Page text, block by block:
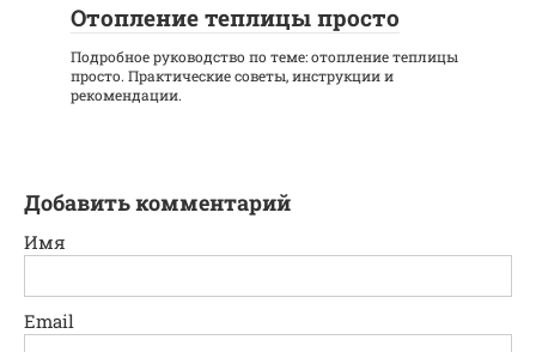
Отопление теплицы просто
Подробное руководство по теме: отопление теплицы
просто. Практические советы, инструкции и
рекомендации.
Добавить комментарий
Имя
Email